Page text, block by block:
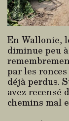
En Wallonie,
diminue peu
par les
déjà perdus.
avez recensé
chemins mal